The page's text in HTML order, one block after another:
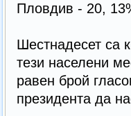
Пловдив - 20,
Шестнадесет са
тези населени
равен брой
президента да